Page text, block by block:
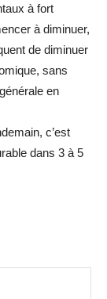
à fort
à diminuer,
de diminuer
sans
en
c’est
dans 3 à 5